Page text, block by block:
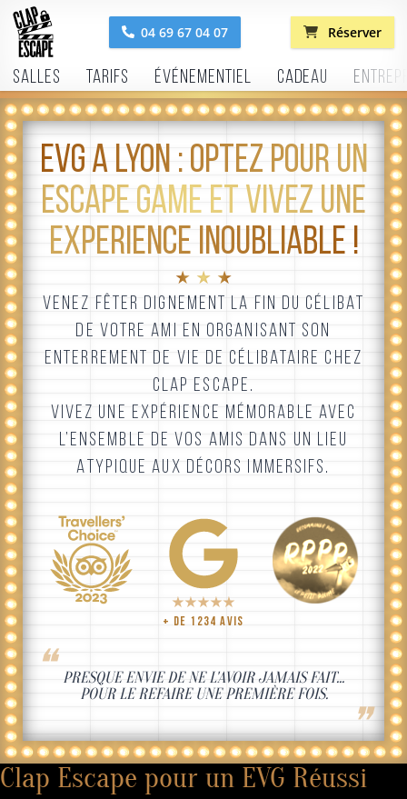
04 69 67 04 07 Réserver
Salles Tarifs Événementiel Cadeau
EVG À LYON : OPTEZ POUR UN
ESCAPE GAME ET VIVEZ UNE
EXPÉRIENCE INOUBLIABLE !
★ ★ ★
VENEZ FÊTER DIGNEMENT LA FIN DU CÉLIBAT
DE VOTRE AMI EN ORGANISANT SON
ENTERREMENT DE VIE DE CÉLIBATAIRE CHEZ
CLAP ESCAPE.
VIVEZ UNE EXPÉRIENCE MÉMORABLE AVEC
L’ENSEMBLE DE VOS AMIS DANS UN LIEU
ATYPIQUE AUX DÉCORS IMMERSIFS.
+ DE 1234 AVIS
❝ PRESQUE ENVIE DE NE L'AVOIR JAMAIS FAIT...
POURLE REFAIREUNE PREMIÈRE FOIS.
❞
Clap Escape pour un EVG Réussi